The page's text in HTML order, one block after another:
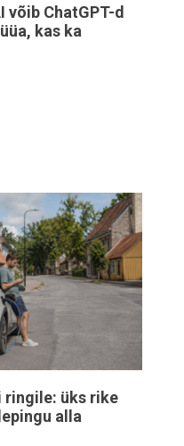
võib ChatGPT-d
kas ka
üks rike
alla